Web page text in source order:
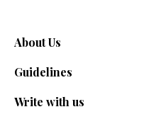
About Us
Guidelines
Write with us